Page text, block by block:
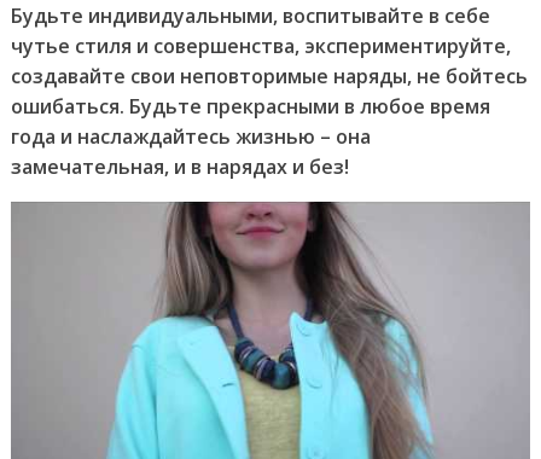
Будьте индивидуальными, воспитывайте в себе
чутье стиля и совершенства, экспериментируйте,
создавайте свои неповторимые наряды, не бойтесь
ошибаться. Будьте прекрасными в любое время
года и наслаждайтесь жизнью – она
замечательная, и в нарядах и без!